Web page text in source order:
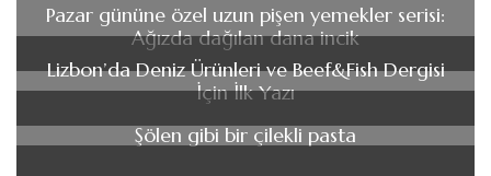
Pazar gününe özel uzun pişen yemekler serisi:
Ağızda dağılan dana incik
Lizbon’da Deniz Ürünleri ve Beef&Fish Dergisi
İçin İlk Yazı
Şölen gibi bir çilekli pasta